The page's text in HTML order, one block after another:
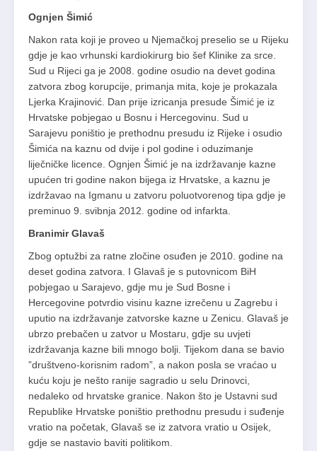
Ognjen Šimić
Nakon rata koji je proveo u Njemačkoj preselio se u Rijeku
gdje je kao vrhunski kardiokirurg bio šef Klinike za srce.
Sud u Rijeci ga je 2008. godine osudio na devet godina
zatvora zbog korupcije, primanja mita, koje je prokazala
Ljerka Krajinović. Dan prije izricanja presude Šimić je iz
Hrvatske pobjegao u Bosnu i Hercegovinu. Sud u
Sarajevu poništio je prethodnu presudu iz Rijeke i osudio
Šimića na kaznu od dvije i pol godine i oduzimanje
liječničke licence. Ognjen Šimić je na izdržavanje kazne
upućen tri godine nakon bijega iz Hrvatske, a kaznu je
izdržavao na Igmanu u zatvoru poluotvorenog tipa gdje je
preminuo 9. svibnja 2012. godine od infarkta.
Branimir Glavaš
Zbog optužbi za ratne zločine osuđen je 2010. godine na
deset godina zatvora. I Glavaš je s putovnicom BiH
pobjegao u Sarajevo, gdje mu je Sud Bosne i
Hercegovine potvrdio visinu kazne izrečenu u Zagrebu i
uputio na izdržavanje zatvorske kazne u Zenicu. Glavaš je
ubrzo prebačen u zatvor u Mostaru, gdje su uvjeti
izdržavanja kazne bili mnogo bolji. Tijekom dana se bavio
”društveno-korisnim radom”, a nakon posla se vraćao u
kuću koju je nešto ranije sagradio u selu Drinovci,
nedaleko od hrvatske granice. Nakon što je Ustavni sud
Republike Hrvatske poništio prethodnu presudu i suđenje
vratio na početak, Glavaš se iz zatvora vratio u Osijek,
gdje se nastavio baviti politikom.